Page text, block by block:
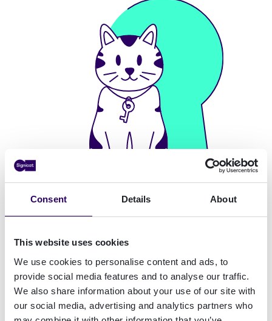
Consent Details About
This website uses cookies
We use cookies to personalise content and ads, to
provide social media features and to analyse our traffic.
We also share information about your use of our site with
our social media, advertising and analytics partners who
La comprobación de identidad trata de
encontrar evidencia de si una persona es
quien dice ser. Signicat proporciona
métodos para lograrlo en cualquier parte